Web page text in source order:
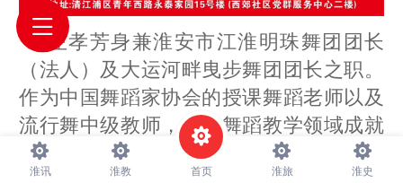
左孝芳身兼淮安市江淮明珠舞团团长
（法人）及大运河畔曳步舞团团长之职。
作为中国舞蹈家协会的授课舞蹈老师以及
流行舞中级教师，她在舞蹈教学领域成就
斐然。无论是中国古典舞、民族舞，还是
淮讯 淮教 首页 淮旅 淮史